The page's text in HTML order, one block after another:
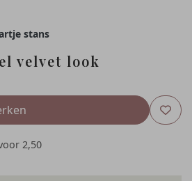
stans
velvet look
2,50